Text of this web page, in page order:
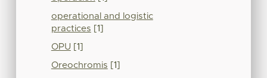
operational and logistic
practices [1]
OPU [1]
Oreochromis [1]